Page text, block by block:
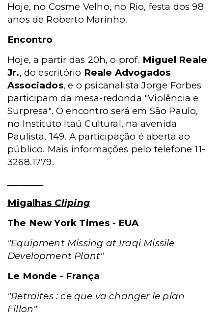
Hoje, no Cosme Velho, no Rio, festa dos 98
anos de Roberto Marinho.
Encontro
Hoje, a partir das 20h, o prof. Miguel Reale
Jr., do escritório Reale Advogados
Associados, e o psicanalista Jorge Forbes
participam da mesa-redonda "Violência e
Surpresa". O encontro será em São Paulo,
no Instituto Itaú Cultural, na avenida
Paulista, 149. A participação é aberta ao
público. Mais informações pelo telefone 11-
3268.1779.
Migalhas Cliping
The New York Times - EUA
"Equipment Missing at Iraqi Missile
Development Plant"
Le Monde - França
"Retraites : ce que va changer le plan
Fillon"